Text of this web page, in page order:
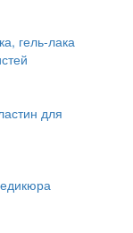
гель-лака
для